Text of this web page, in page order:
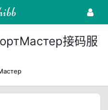
接码服